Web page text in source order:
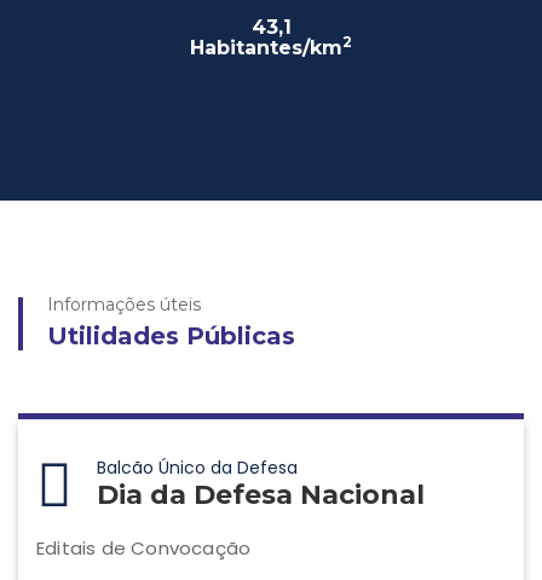
43,1
Habitantes/km2
Informações úteis
Utilidades Públicas
Balcão Único da Defesa
Dia da Defesa Nacional
Editais de Convocação